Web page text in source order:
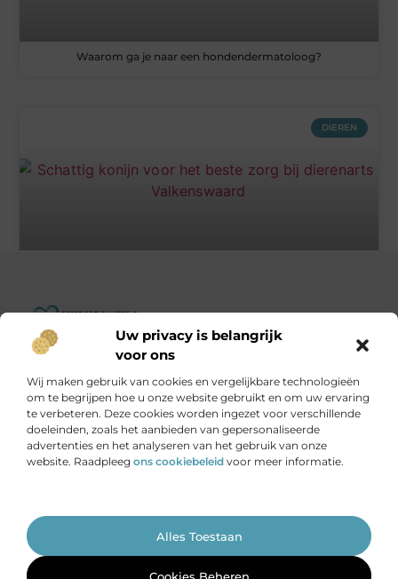
Uw privacy is belangrijk
voor ons
Wij maken gebruik van cookies en vergelijkbare technologieën
om te begrijpen hoe u onze website gebruikt en om uw ervaring
te verbeteren. Deze cookies worden ingezet voor verschillende
doeleinden, zoals het aanbieden van gepersonaliseerde
advertenties en het analyseren van het gebruik van onze
website. Raadpleeg ons cookiebeleid voor meer informatie.
Alles Toestaan
Cookies Beheren
Ga Naar
Waarom ga je naar een hondendermatoloog?
DIEREN
« Vorige 1 2 Volgende »
Goededoelenwereld.nl – Verhalen die inspireren, impact die
Ontdek een diverse verzameling blogs en artikelen over
initiatieven die de wereld een stukje beter maken.
Onze informatie
Cookiebeleid (EU)
@2025 www.goededoelenwereld.nl. All Right Reserved.